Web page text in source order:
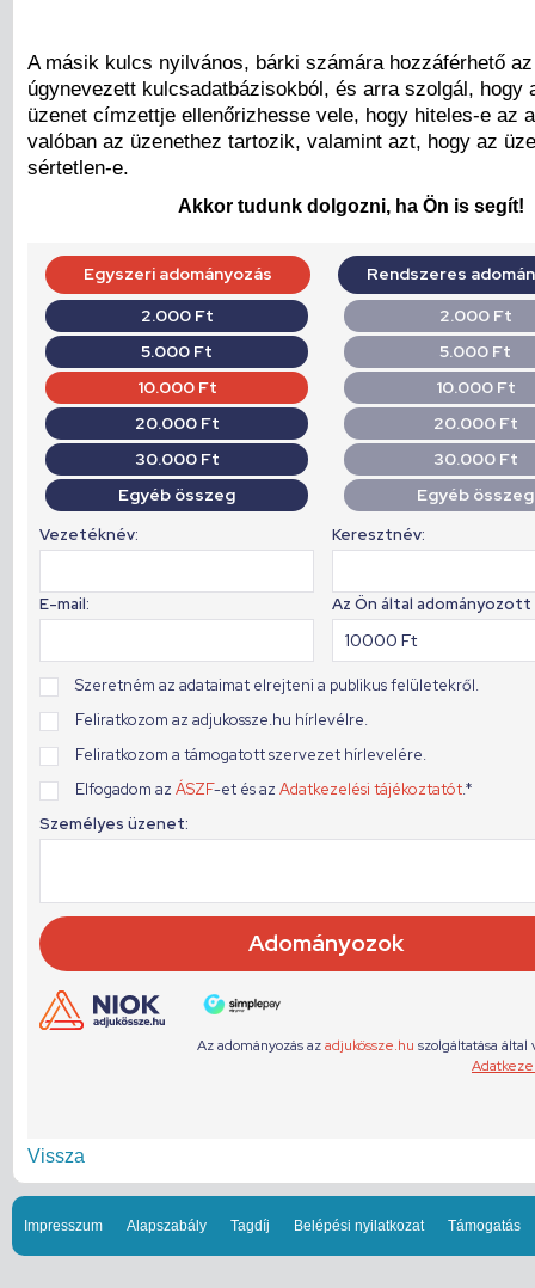
A másik kulcs nyilvános, bárki számára hozzáférhető az
úgynevezett kulcsadatbázisokból, és arra szolgál, hogy
üzenet címzettje ellenőrizhesse vele, hogy hiteles-e az
valóban az üzenethez tartozik, valamint azt, hogy az
sértetlen-e.
Akkor tudunk dolgozni, ha Ön is segít!
Vissza
Impresszum Alapszabály Tagdíj Belépési nyilatkozat Támogatás